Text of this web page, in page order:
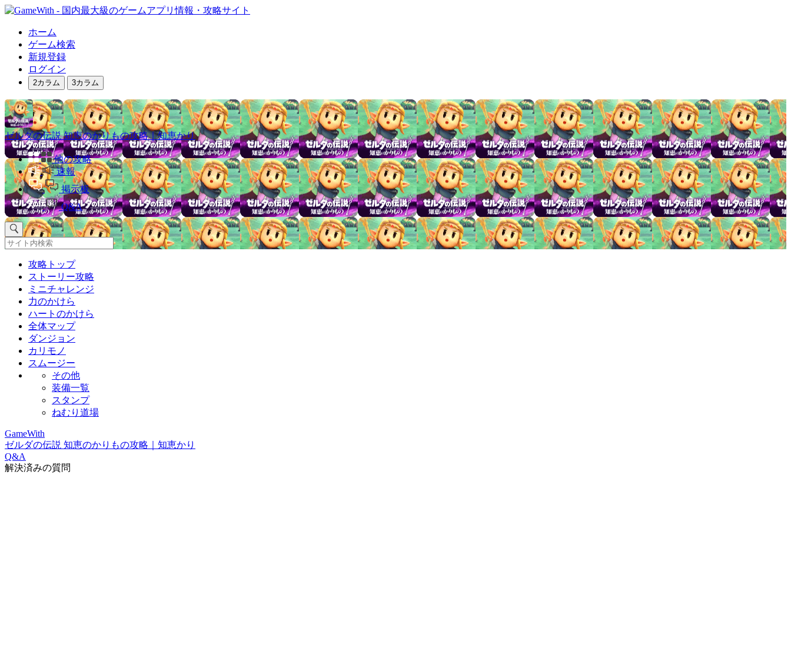
ホーム
ゲーム検索
新規登録
ログイン
2カラム 3カラム
ゼルダの伝説 知恵のかりもの攻略｜知恵かり
他の攻略
速報
掲示板
Q&A
攻略トップ
ストーリー攻略
ミニチャレンジ
力のかけら
ハートのかけら
全体マップ
ダンジョン
カリモノ
スムージー
その他
装備一覧
スタンプ
ねむり道場
GameWith
ゼルダの伝説 知恵のかりもの攻略｜知恵かり
Q&A
解決済みの質問